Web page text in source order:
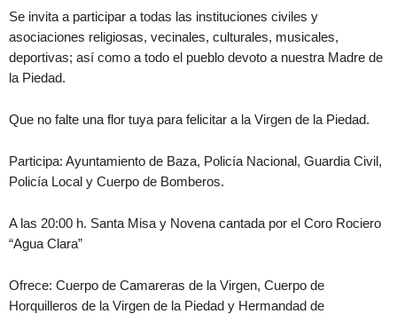
Se invita a participar a todas las instituciones civiles y
asociaciones religiosas, vecinales, culturales, musicales,
deportivas; así como a todo el pueblo devoto a nuestra Madre de
la Piedad.
Que no falte una flor tuya para felicitar a la Virgen de la Piedad.
Participa: Ayuntamiento de Baza, Policía Nacional, Guardia Civil,
Policía Local y Cuerpo de Bomberos.
A las 20:00 h. Santa Misa y Novena cantada por el Coro Rociero
“Agua Clara”
Ofrece: Cuerpo de Camareras de la Virgen, Cuerpo de
Horquilleros de la Virgen de la Piedad y Hermandad de